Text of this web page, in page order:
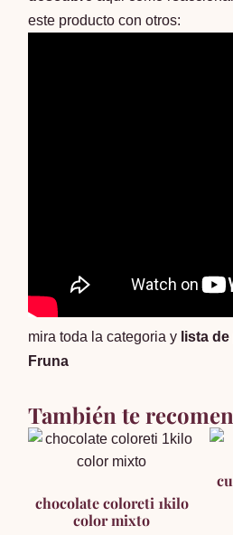
este producto con otros:
mira toda la categoria y lista
Fruna
También te
chocolate coloreti 1kilo
color mixto